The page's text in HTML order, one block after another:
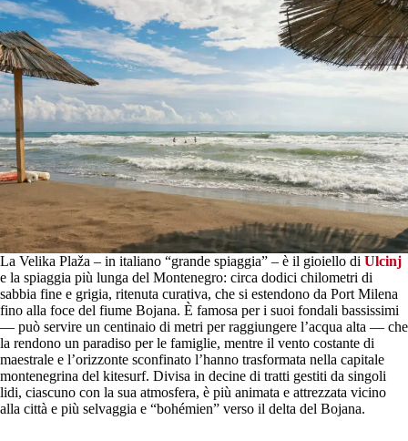
La Velika Plaža – in italiano “grande spiaggia” – è il gioiello di Ulcinj
e la spiaggia più lunga del Montenegro: circa dodici chilometri di
sabbia fine e grigia, ritenuta curativa, che si estendono da Port Milena
fino alla foce del fiume Bojana. È famosa per i suoi fondali bassissimi
— può servire un centinaio di metri per raggiungere l’acqua alta — che
la rendono un paradiso per le famiglie, mentre il vento costante di
maestrale e l’orizzonte sconfinato l’hanno trasformata nella capitale
montenegrina del kitesurf. Divisa in decine di tratti gestiti da singoli
lidi, ciascuno con la sua atmosfera, è più animata e attrezzata vicino
alla città e più selvaggia e “bohémien” verso il delta del Bojana.